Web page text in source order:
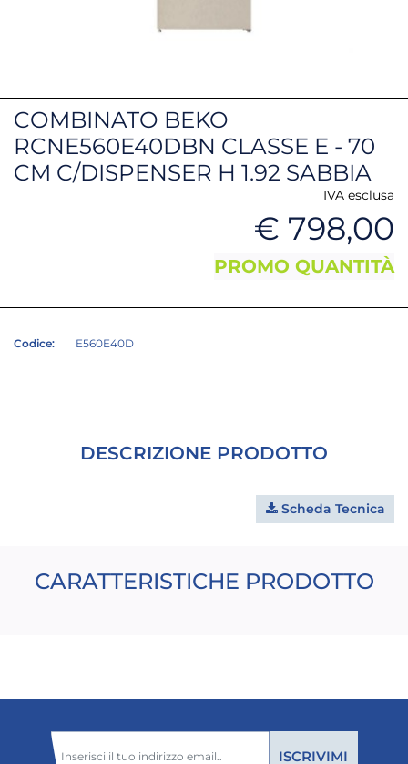
COMBINATO BEKO
RCNE560E40DBN CLASSE E - 70
CM C/DISPENSER H 1.92 SABBIA
IVA esclusa
€ 798,00
PROMO QUANTITÀ
Codice: E560E40D
DESCRIZIONE PRODOTTO
Scheda Tecnica
CARATTERISTICHE PRODOTTO